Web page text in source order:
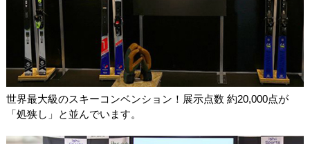
世界最大級のスキーコンベンション！展示点数 約20,000点が
「処狭し」と並んでいます。